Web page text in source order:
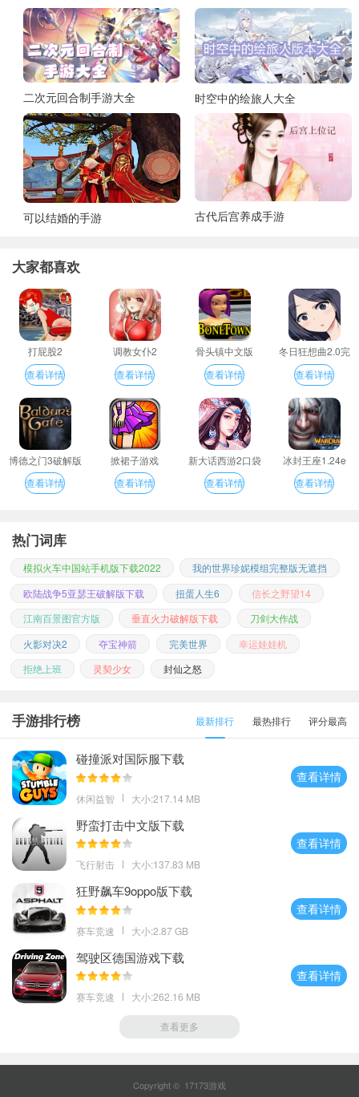
二次元回合制手游大全 时空中的绘旅人大全
可以结婚的手游 古代后宫养成手游
大家都喜欢
打屁股2
查看详情
调教女仆2
查看详情
骨头镇中文版
查看详情
冬日狂想曲2.0完
整汉化版
查看详情
博德之门3破解版
查看详情
掀裙子游戏
查看详情
新大话西游2口袋
版
查看详情
冰封王座1.24e
查看详情
热门词库
模拟火车中国站手机版下载2022
我的世界珍妮模组完整版无遮挡
欧陆战争5亚瑟王破解版下载
扭蛋人生6
信长之野望14
江南百景图官方版
垂直火力破解版下载
刀剑大作战
火影对决2
夺宝神箭 完美世界
幸运娃娃机
拒绝上班
灵契少女 封仙之怒
手游排行榜 最新排行 最热排行 评分最高
碰撞派对国际服下载
休闲益智 大小:217.14 MB
查看详情
野蛮打击中文版下载
飞行射击 大小:137.83 MB
查看详情
狂野飙车9oppo版下载
赛车竞速 大小:2.87 GB
查看详情
驾驶区德国游戏下载
赛车竞速 大小:262.16 MB
查看详情
查看更多
Copyright © 17173游戏